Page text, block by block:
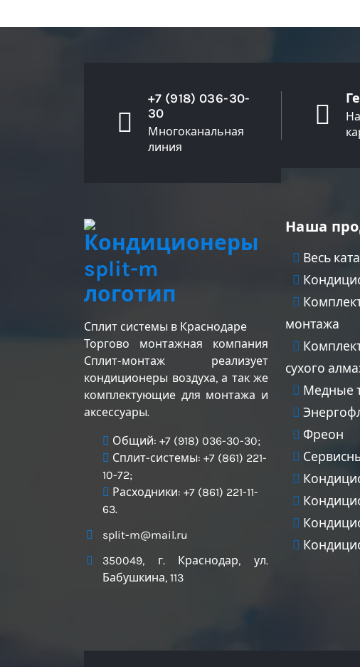
+7 (918) 036-30-
30
Многоканальная
линия
Сплит системы в Краснодаре
Торгово монтажная компания
Сплит-монтаж реализует
кондиционеры воздуха, а так же
комплектующие для монтажа и
аксессуары.
Общий: +7 (918) 036-30-30;
Сплит-системы: +7 (861) 221-
10-72;
Расходники: +7 (861) 221-11-
63.
split-m@mail.ru
350049, г. Краснодар, ул.
Бабушкина, 113
Наша
Весь
монтажа
сухого
Медные
Фреон